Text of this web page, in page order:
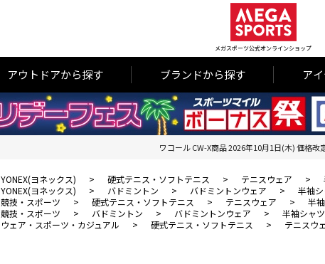
メガスポーツ公式オンラインショップ
アウトドアから探す ブランドから探す ア
ワコール CW-X商品 2026年10月1日(木) 価格改
YONEX(ヨネックス) > 硬式テニス・ソフトテニス > テニスウェア >
YONEX(ヨネックス) > バドミントン > バドミントンウェア > 半袖
競技・スポーツ > 硬式テニス・ソフトテニス > テニスウェア > 半
競技・スポーツ > バドミントン > バドミントンウェア > 半袖シャツ
ウェア・スポーツ・カジュアル > 硬式テニス・ソフトテニス > テニスウ